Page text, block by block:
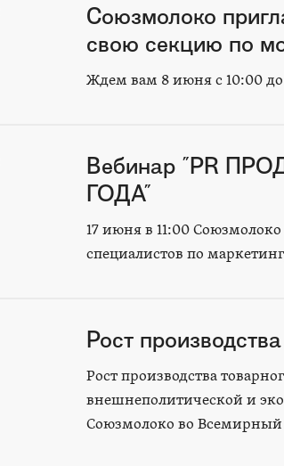
Союзмолоко
свою секцию по
Ждем вам 8 июня с 10:00 до
Вебинар "PR
ГОДА"
17 июня в 11:00
специалистов по
Рост
Рост производства
внешнеполитической и
Союзмолоко во Всемирный